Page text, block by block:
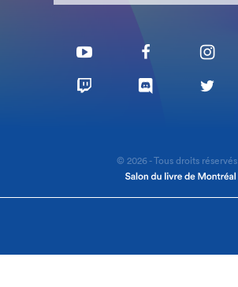
© 2026 - Tous droits réservés